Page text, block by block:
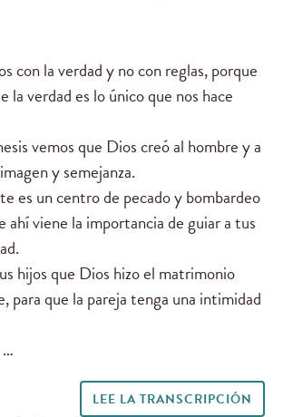
con la verdad y no con reglas, porque
la verdad es lo único que nos hace
vemos que Dios creó al hombre y a
y semejanza.
es un centro de pecado y bombardeo
ahí viene la importancia de guiar a tus
hijos que Dios hizo el matrimonio
para que la pareja tenga una intimidad
…
LEE LA TRANSCRIPCIÓN